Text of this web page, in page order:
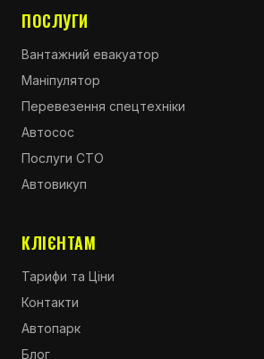
ПОСЛУГИ
Вантажний евакуатор
Маніпулятор
Перевезення спецтехніки
Автосос
Послуги СТО
Автовикуп
КЛІЄНТАМ
Тарифи та Ціни
Контакти
Автопарк
Блог